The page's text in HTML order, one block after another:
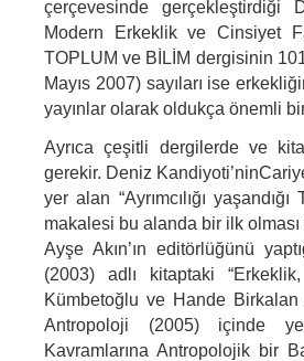
çerçevesinde gerçekleştirdiği
Modern Erkeklik ve Cinsiyet
TOPLUM ve BİLİM dergisinin
Mayıs 2007) sayıları ise
yayınlar olarak oldukça önemli
Ayrıca çeşitli dergilerde ve
gerekir. Deniz
yer alan “Ayrımcılığı
makalesi bu alanda bir ilk
Ayşe Akın’ın editörlüğünü
(2003) adlı kitaptaki
Kümbetoğlu ve Hande
Antropoloji (2005) içinde
Kavramlarına Antropolojik bir